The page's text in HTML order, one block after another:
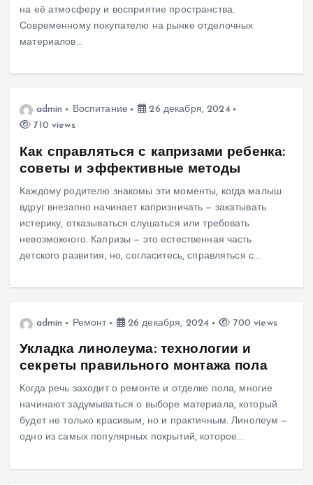
на её атмосферу и восприятие пространства.
Современному покупателю на рынке отделочных
материалов…
admin Воспитание
26 декабря, 2024
710 views
Как справляться с капризами ребенка:
советы и эффективные методы
Каждому родителю знакомы эти моменты, когда малыш
вдруг внезапно начинает капризничать — закатывать
истерику, отказываться слушаться или требовать
невозможного. Капризы — это естественная часть
детского развития, но, согласитесь, справляться с…
admin Ремонт 26 декабря, 2024 700 views
Укладка линолеума: технологии и
секреты правильного монтажа пола
Когда речь заходит о ремонте и отделке пола, многие
начинают задумываться о выборе материала, который
будет не только красивым, но и практичным. Линолеум —
одно из самых популярных покрытий, которое…